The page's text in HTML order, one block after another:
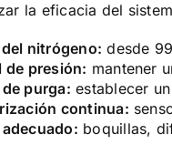
la eficacia del
del nitrógeno: desde
de presión: mantener
purga: establecer
continua:
boquillas,